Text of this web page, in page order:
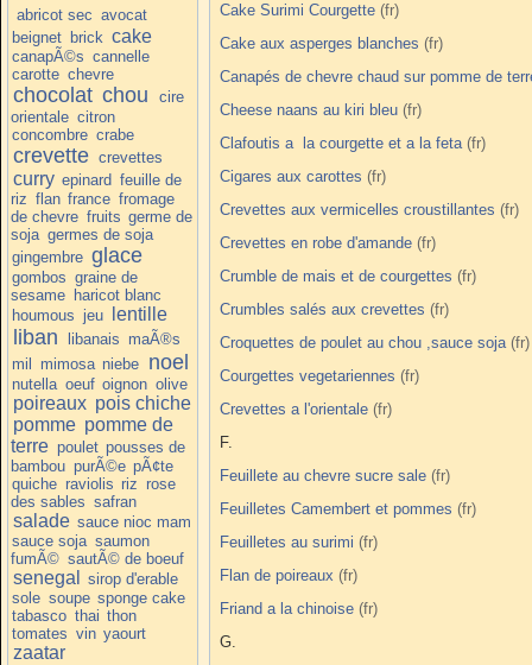
abricot sec avocat
beignet brick cake
canapÃ©s cannelle
carotte chevre
chocolat chou
cire
orientale citron
concombre crabe
crevette crevettes
curry epinard feuille de
riz flan france fromage
de chevre fruits germe de
soja germes de soja
gingembre glace
gombos graine de
sesame haricot blanc
houmous jeu lentille
liban libanais maÃ®s
mil mimosa niebe noel
nutella oeuf oignon olive
poireaux pois chiche
pomme pomme de
terre poulet pousses de
bambou purÃ©e pÃ¢te
quiche raviolis riz rose
des sables safran
salade sauce nioc mam
sauce soja saumon
fumÃ© sautÃ© de boeuf
senegal
sirop d'erable
sole soupe sponge cake
tabasco thai thon
tomates vin yaourt
zaatar
Cake Surimi Courgette
Cake aux asperges blanches
Canapés de chevre chaud sur pomme de
Cheese naans au kiri bleu
Clafoutis a la courgette et a la feta
Cigares aux carottes
Crevettes aux vermicelles croustillantes
Crevettes en robe d'amande
Crumble de mais et de courgettes
Crumbles salés aux crevettes
Croquettes de poulet au chou ,sauce soja
Courgettes vegetariennes
Crevettes a l'orientale
F.
Feuillete au chevre sucre sale
Feuilletes Camembert et pommes
Feuilletes au surimi
Flan de poireaux
Friand a la chinoise
G.